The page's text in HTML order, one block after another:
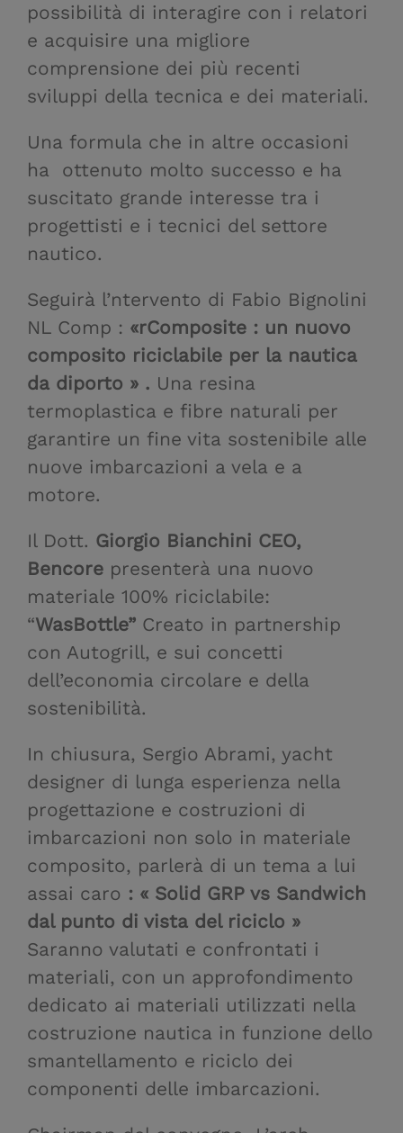
possibilità di interagire con i relatori
e acquisire una migliore
comprensione dei più recenti
sviluppi della tecnica e dei materiali.
Una formula che in altre occasioni
ha ottenuto molto successo e ha
suscitato grande interesse tra i
progettisti e i tecnici del settore
nautico.
Seguirà l’ntervento di Fabio Bignolini
NL Comp : «rComposite : un nuovo
composito riciclabile per la nautica
da diporto » . Una resina
termoplastica e fibre naturali per
garantire un fine vita sostenibile alle
nuove imbarcazioni a vela e a
motore.
Il Dott. Giorgio Bianchini CEO,
Bencore presenterà una nuovo
materiale 100% riciclabile:
“WasBottle” Creato in partnership
con Autogrill, e sui concetti
dell’economia circolare e della
sostenibilità.
In chiusura, Sergio Abrami, yacht
designer di lunga esperienza nella
progettazione e costruzioni di
imbarcazioni non solo in materiale
composito, parlerà di un tema a lui
assai caro : « Solid GRP vs Sandwich
dal punto di vista del riciclo »
Saranno valutati e confrontati i
materiali, con un approfondimento
dedicato ai materiali utilizzati nella
costruzione nautica in funzione dello
smantellamento e riciclo dei
componenti delle imbarcazioni.